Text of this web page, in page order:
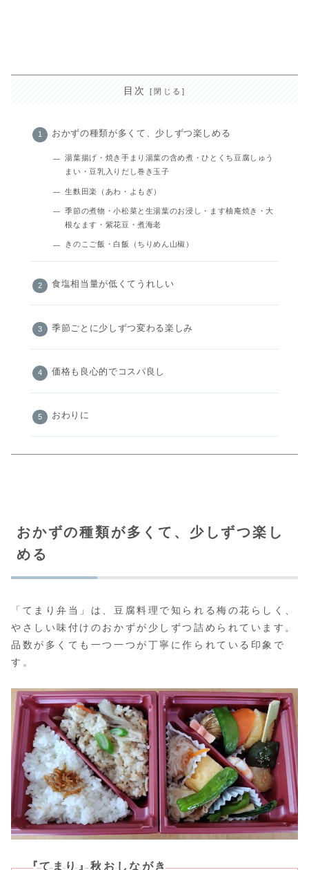
目次
おかずの種類が多くて、少しずつ楽しめる
湯葉揚げ・焼き手まり湯葉の含め煮・ひとくち豆腐しゅう
まい・豆乳入りだし巻き玉子
生麩田楽（あわ・よもぎ）
季節の煮物・小松菜と生湯葉のお浸し・ます柚庵焼き・大
根なます・紫花豆・煮海老
きのこご飯・白飯（ちりめん山椒）
食塩相当量が低くてうれしい
季節ごとに少しずつ変わる楽しみ
価格も良心的でコスパ良し
おわりに
おかずの種類が多くて、少しずつ楽し
める
「てまり弁当」は、豆腐料理で知られる梅の花らしく、
やさしい味付けのおかずが少しずつ詰められています。
品数が多くても一つ一つが丁寧に作られている印象で
す。
『てまり』秋おしながき